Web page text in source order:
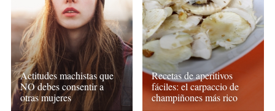
Actitudes machistas que
NO debes consentir a
otras mujeres
Recetas de aperitivos
fáciles: el carpaccio de
champiñones más rico